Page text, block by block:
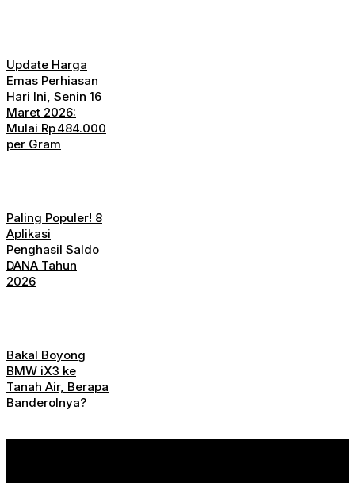
Update Harga
Emas Perhiasan
Hari Ini, Senin 16
Maret 2026:
Mulai Rp 484.000
per Gram
Paling Populer! 8
Aplikasi
Penghasil Saldo
DANA Tahun
2026
Bakal Boyong
BMW iX3 ke
Tanah Air, Berapa
Banderolnya?